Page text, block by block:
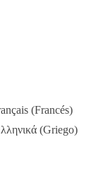
(Francés)
(Griego)